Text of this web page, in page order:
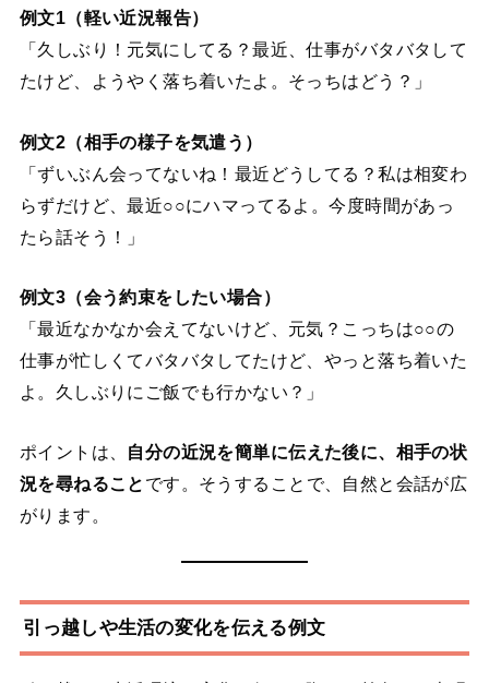
例文1（軽い近況報告）
「久しぶり！元気にしてる？最近、仕事がバタバタして
たけど、ようやく落ち着いたよ。そっちはどう？」
例文2（相手の様子を気遣う）
「ずいぶん会ってないね！最近どうしてる？私は相変わ
らずだけど、最近○○にハマってるよ。今度時間があっ
たら話そう！」
例文3（会う約束をしたい場合）
「最近なかなか会えてないけど、元気？こっちは○○の
仕事が忙しくてバタバタしてたけど、やっと落ち着いた
よ。久しぶりにご飯でも行かない？」
ポイントは、 自分の近況を簡単に伝えた後に、相手の状
況を尋ねること です。そうすることで、自然と会話が広
がります。
引っ越しや生活の変化を伝える例文